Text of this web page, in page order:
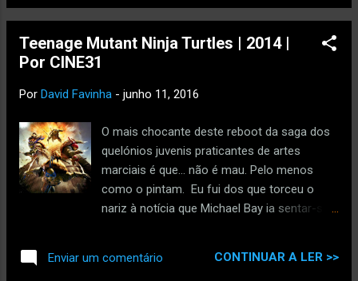
Teenage Mutant Ninja Turtles | 2014 |
Por CINE31
Por David Favinha - junho 11, 2016
O mais chocante deste reboot da saga dos
quelónios juvenis praticantes de artes
marciais é que... não é mau. Pelo menos
como o pintam. Eu fui dos que torceu o
nariz à notícia que Michael Bay ia sentar-se
cresceu com as Tartarugas Ninja (a geração
Enviar um comentário CONTINUAR A LER >>